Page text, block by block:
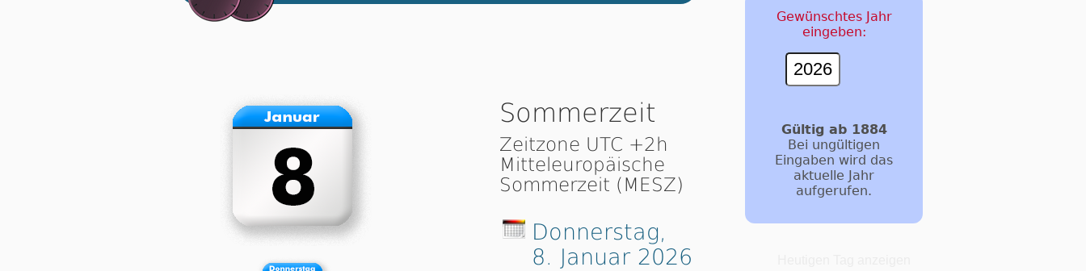
Sommerzeit
Zeitzone UTC +2h
Mitteleuropäische
Sommerzeit (MESZ)
Donnerstag,
8. Januar 2026
Gewünschtes Jahr
eingeben:
Gültig ab 1884
Bei ungültigen
Eingaben wird das
aktuelle Jahr
aufgerufen.